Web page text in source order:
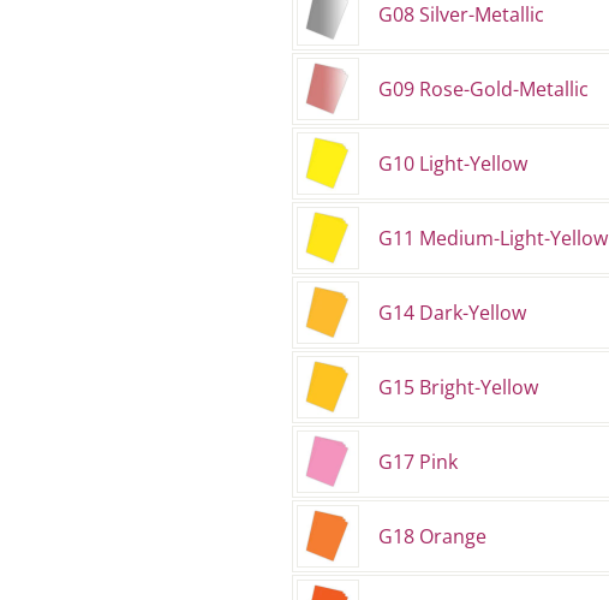
G08 Silver-Metallic
G09 Rose-Gold-Metallic
G10 Light-Yellow
G11 Medium-Light-Yellow
G14 Dark-Yellow
G15 Bright-Yellow
G17 Pink
G18 Orange